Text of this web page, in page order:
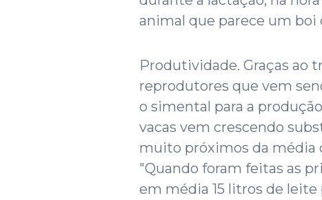
animal que parece um boi
Produtividade. Graças ao
reprodutores que vem
o simental para a
vacas vem crescendo
muito próximos da média
"Quando foram feitas as
em média 15 litros de leite